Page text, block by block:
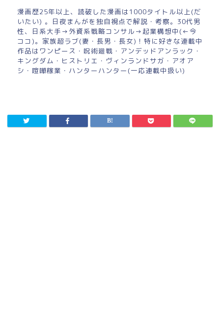
漫画歴25年以上、読破した漫画は1000タイトル以上(だ
いたい) 。日夜まんがを独自視点で解説・考察。30代男
性、日系大手→外資系戦略コンサル→起業構想中(←今
ココ)。家族超ラブ(妻・長男・長女)！特に好きな連載中
作品はワンピース・呪術廻戦・アンデッドアンラック・
キングダム・ヒストリエ・ヴィンランドサガ・アオア
シ・喧嘩稼業・ハンターハンター(一応連載中扱い)